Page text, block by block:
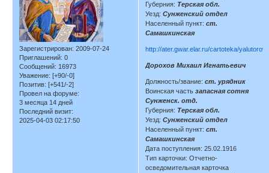
Зарегистрирован: 2009-07-24
Приглашений: 0
Сообщений: 16973
Уважение: [+90/-0]
Позитив: [+541/-2]
Провел на форуме:
3 месяца 14 дней
Последний визит:
2025-04-03 02:17:50
Губерния: Терская обл.
Уезд: Сунженский отдел
Населенный пункт:ст.
Самашкинская
http://ater.gwar.elar.ru/cartoteka/
Дорохов Михаил Игнатьевич
Должность/звание:ст. урядник
Воинская частьзапасная сотня
Сунженск. отд.
Губерния: Терская обл.
Уезд: Сунженский отдел
Населенный пункт: ст.
Самашкинская
Дата поступления: 25.02.1916
Тип карточки: Отчетно-
осведомительная карточка